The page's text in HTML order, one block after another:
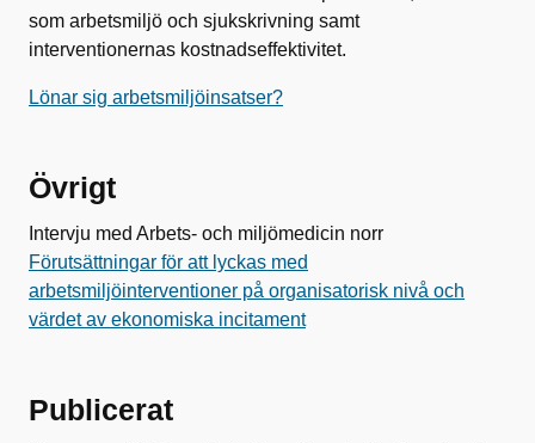
som arbetsmiljö och sjukskrivning samt
interventionernas kostnadseffektivitet.
Lönar sig arbetsmiljöinsatser?
Övrigt
Intervju med Arbets- och miljömedicin norr
Förutsättningar för att lyckas med
arbetsmiljöinterventioner på organisatorisk nivå och
värdet av ekonomiska incitament
Publicerat